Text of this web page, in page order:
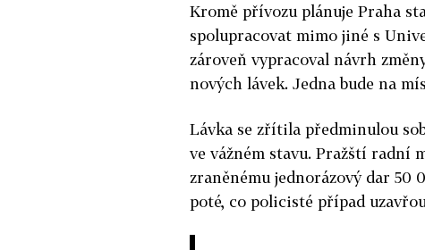
Kromě přívozu plánuje Praha
spolupracovat mimo jiné s
zároveň vypracoval návrh
nových lávek. Jedna bude na
Lávka se zřítila předminulou
ve vážném stavu. Pražští radní
zraněnému jednorázový dar 50
poté, co policisté případ